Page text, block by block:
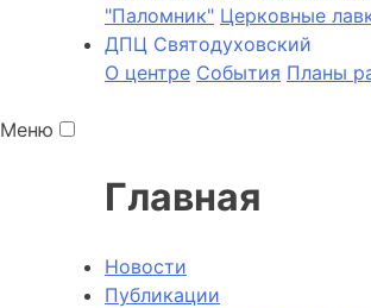
"Паломник" Церковные
ДПЦ Святодуховский
О центре События Планы
Меню
Главная
Новости
Публикации